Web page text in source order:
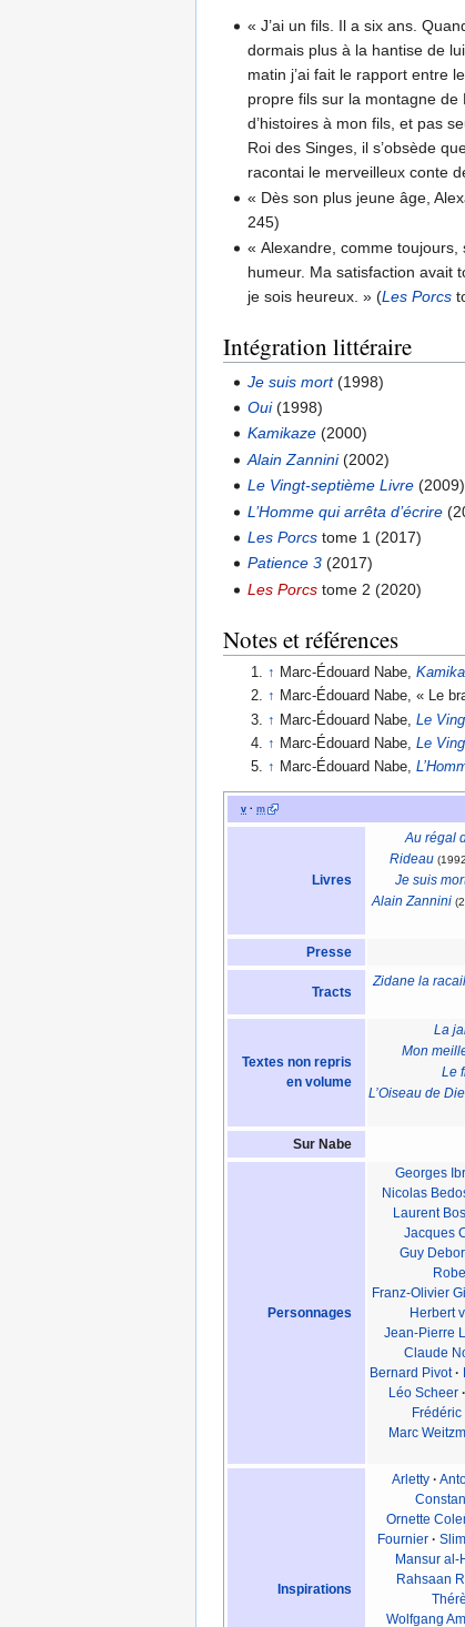
« J’ai un fils. Il a six ans.
dormais plus à la hantise de
matin j’ai fait le rapport entre
propre fils sur la montagne
d’histoires à mon fils, et pas
Roi des Singes, il s’obsède
racontai le merveilleux conte
« Dès son plus jeune âge,
245)
« Alexandre, comme toujours,
humeur. Ma satisfaction avait
je sois heureux. » (Les Porcs
Intégration littéraire
Je suis mort(1998)
Oui(1998)
Kamikaze (2000)
Alain Zannini(2002)
Le Vingt-septième Livre (2009)
L’Homme qui arrêta d’écrire
Les Porcs tome 1 (2017)
Patience 3 (2017)
Les Porcs tome 2 (2020)
Notes et références
↑ Marc-Édouard Nabe,
↑ Marc-Édouard Nabe, « Le
↑ Marc-Édouard Nabe,Le
↑ Marc-Édouard Nabe,Le
↑ Marc-Édouard Nabe,
v ·m
Livres
Au régal
Rideau
Je suis
Alain Zannini
Presse
Tracts
Zidane la
Textes non repris
en volume
La
Mon
Le
L’Oiseau de
Sur Nabe
Personnages
Georges
Nicolas
Laurent
Jacques
Guy
Franz-Olivier
Herbert
Jean-Pierre
Claude
Bernard Pivot ·
Léo Scheer ·
Marc
Inspirations
Arletty ·
Ornette
Fournier ·
Mansur al-
Rahsaan
Wolfgang